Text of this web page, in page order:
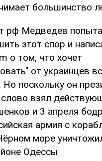
большинство
рф Медведев
этот спор и
о том, что хочет
от украинцев
поскольку он
слово взял
и 3 апреля
армия с
море
Одессы